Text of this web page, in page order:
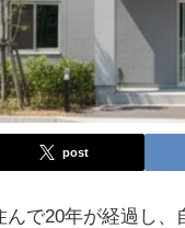
post
んで20年が経過し